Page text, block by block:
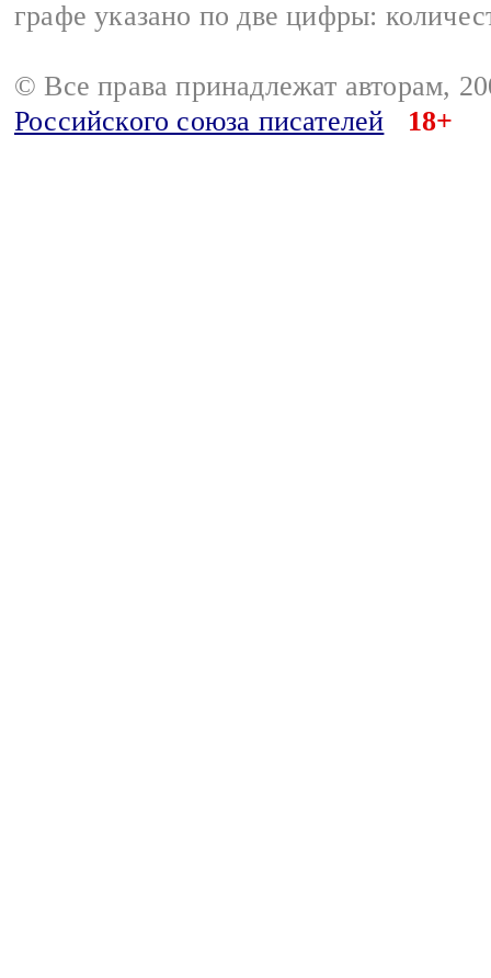
графе указано по две цифры:
© Все права принадлежат авторам,
Российского союза писателей
18+